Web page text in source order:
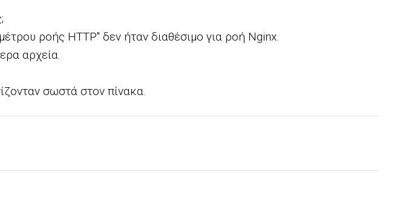
ροής HTTP" δεν ήταν διαθέσιμο για ροή Nginx.
αρχεία.
σωστά στον πίνακα.